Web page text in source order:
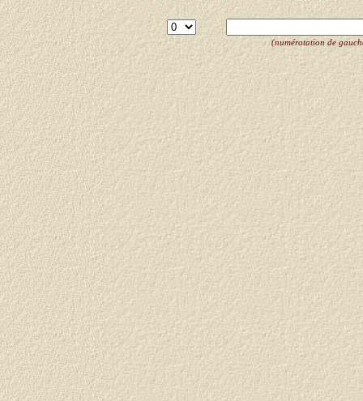
(numérotation de